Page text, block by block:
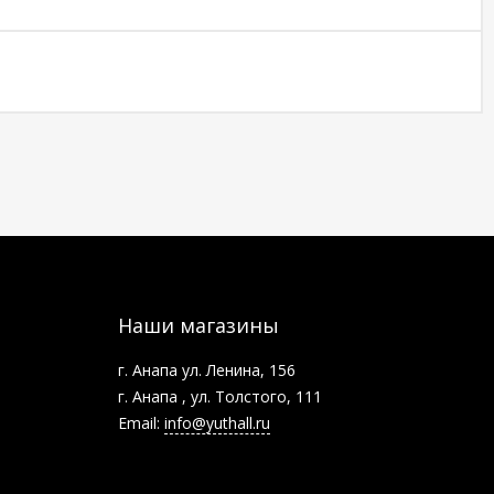
Наши магазины
г. Анапа ул. Ленина, 156
г. Анапа , ул. Толстого, 111
Email: info@yuthall.ru